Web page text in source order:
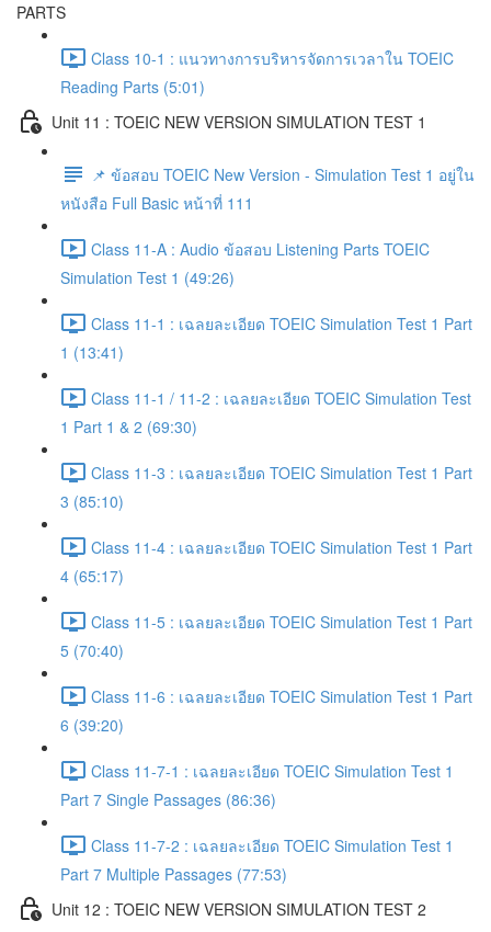
PARTS
Class 10-1 : แนวทางการบริหารจัดการเวลาใน TOEIC
Reading Parts (5:01)
Unit 11 : TOEIC NEW VERSION SIMULATION TEST 1
📌 ข้อสอบ TOEIC New Version - Simulation Test 1 อยู่ใน
หนังสือ Full Basic หน้าที่ 111
Class 11-A : Audio ข้อสอบ Listening Parts TOEIC
Simulation Test 1 (49:26)
Class 11-1 : เฉลยละเอียด TOEIC Simulation Test 1 Part
1 (13:41)
Class 11-1 / 11-2 : เฉลยละเอียด TOEIC Simulation Test
1 Part 1 & 2 (69:30)
Class 11-3 : เฉลยละเอียด TOEIC Simulation Test 1 Part
3 (85:10)
Class 11-4 : เฉลยละเอียด TOEIC Simulation Test 1 Part
4 (65:17)
Class 11-5 : เฉลยละเอียด TOEIC Simulation Test 1 Part
5 (70:40)
Class 11-6 : เฉลยละเอียด TOEIC Simulation Test 1 Part
6 (39:20)
Class 11-7-1 : เฉลยละเอียด TOEIC Simulation Test 1
Part 7 Single Passages (86:36)
Class 11-7-2 : เฉลยละเอียด TOEIC Simulation Test 1
Part 7 Multiple Passages (77:53)
Unit 12 : TOEIC NEW VERSION SIMULATION TEST 2